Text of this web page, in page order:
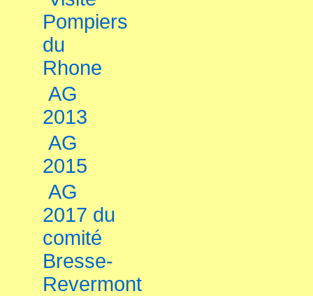
Pompiers
du
Rhone
AG
2013
AG
2015
AG
2017 du
comité
Bresse-
Revermont